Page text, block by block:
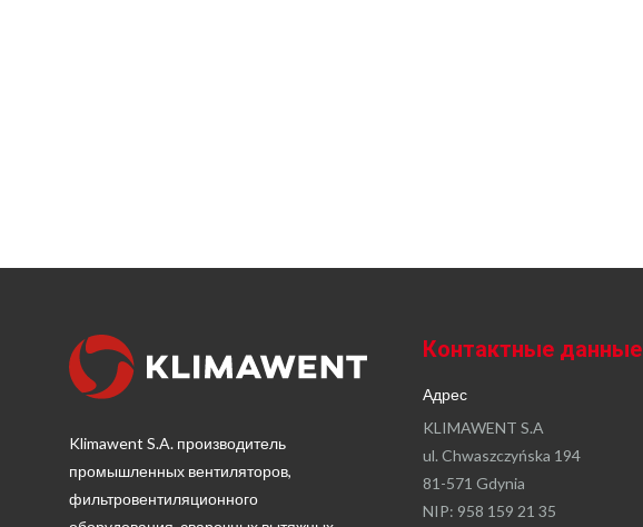
Klimawent S.A. производитель
промышленных вентиляторов,
фильтровентиляционного
Контактные данные
Адрес
KLIMAWENT S.A
ul. Chwaszczyńska 194
81-571 Gdynia
NIP: 958 159 21 35